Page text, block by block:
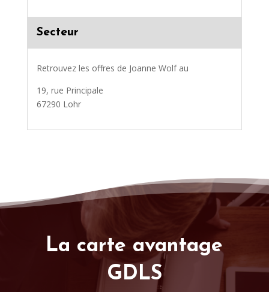
Secteur
Retrouvez les offres de Joanne Wolf au
19, rue Principale
67290 Lohr
La carte avantage
GDLS